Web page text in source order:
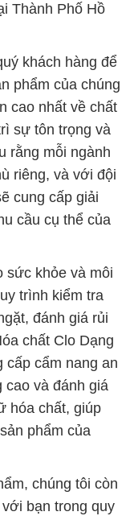
Thành Phố Hồ
khách hàng để
phẩm của chúng
cao nhất về chất
sự tôn trọng và
rằng mỗi ngành
riêng, và với đội
cung cấp giải
cầu cụ thể của
sức khỏe và môi
trình kiểm tra
đánh giá rủi
chất Clo Dạng
cấp cẩm nang an
cao và đánh giá
hóa chất, giúp
phẩm của
chúng tôi còn
bạn trong quy